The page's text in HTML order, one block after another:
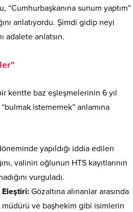
“Cumhurbaşkanına sunum yaptım”
anlatıyordu. Şimdi gidip neyi
adalete anlatsın.
kentte baz eşleşmelerinin 6 yıl
istememek” anlamına
yapıldığı iddia edilen
valinin oğlunun HTS kayıtlarının
vurguladı.
Gözaltına alınanlar arasında
ve başhekim gibi isimlerin